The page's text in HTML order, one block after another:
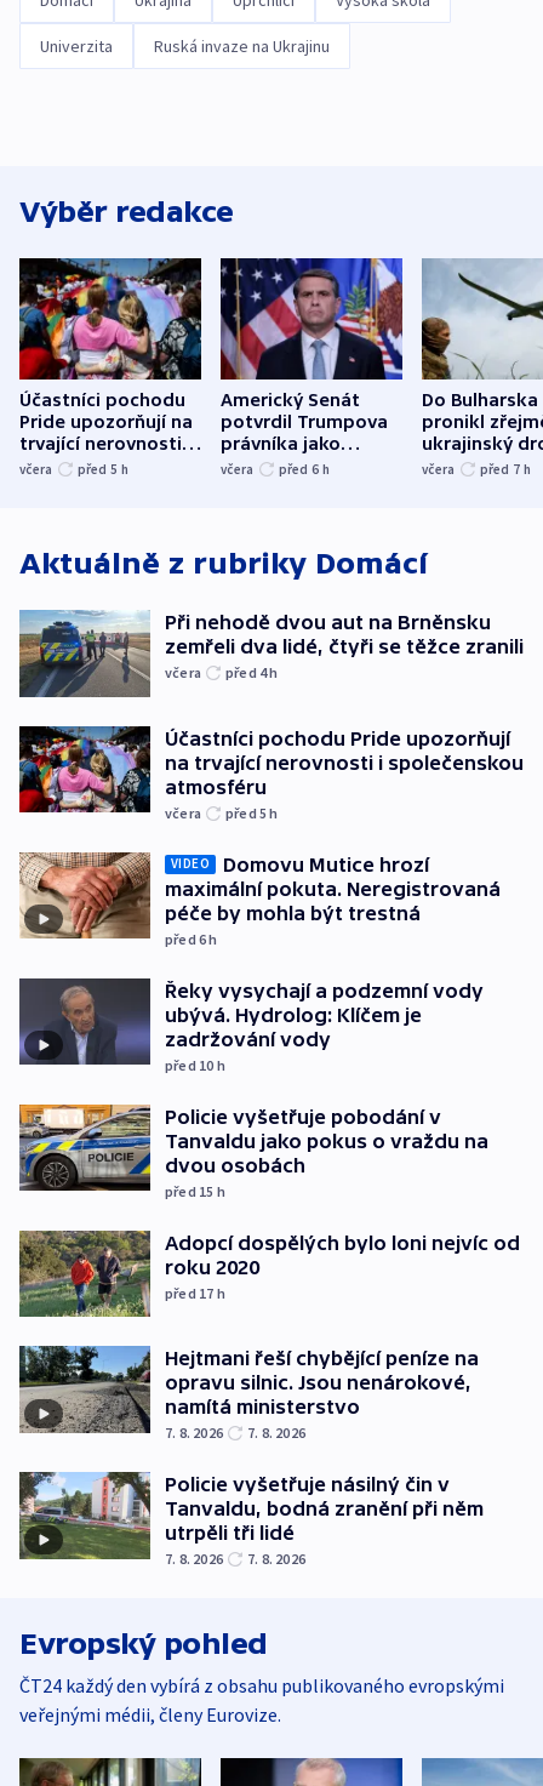
Univerzita Ruská invaze na Ukrajinu
Výběr redakce
Účastníci pochodu
Pride upozorňují na
trvající nerovnosti i
společenskou
včera před 5 h
Americký Senát
potvrdil Trumpova
právníka jako
ministra
včera před 6 h
Do Bulharska
pronikl
ukrajinský
explodoval
včera před 7 h
Aktuálně z rubriky Domácí
Při nehodě dvou aut na Brněnsku
zemřeli dva lidé, čtyři se těžce zranili
včera před 4h
Účastníci pochodu Pride upozorňují
na trvající nerovnosti i společenskou
atmosféru
včera před 5h
VIDEO
Domovu Mutice hrozí
maximální pokuta. Neregistrovaná
péče by mohla být trestná
před 6h
Řeky vysychají a podzemní vody
ubývá. Hydrolog: Klíčem je
zadržování vody
před 10 h
Policie vyšetřuje pobodání v
Tanvaldu jako pokus o vraždu na
dvou osobách
před 15 h
Adopcí dospělých bylo loni nejvíc od
roku 2020
před 17 h
Hejtmani řeší chybějící peníze na
opravu silnic. Jsou nenárokové,
namítá ministerstvo
7. 8. 2026 7. 8. 2026
Policie vyšetřuje násilný čin v
Tanvaldu, bodná zranění při něm
utrpěli tři lidé
7. 8. 2026 7. 8. 2026
Evropský pohled
ČT24 každý den vybírá z obsahu publikovaného evropskými
veřejnými médii, členy Eurovize.